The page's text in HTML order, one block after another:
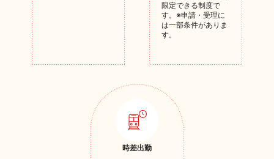
限定できる制度で
す。※申請・受理に
は一部条件がありま
す。
時差出勤